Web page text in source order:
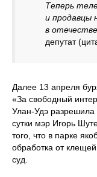
Теперь
и продавцы
в
депутат
Далее 13 апреля
«За свободный
Улан-Удэ разрешила
сутки мэр Игорь
того, что в парке
обработка от
суд.